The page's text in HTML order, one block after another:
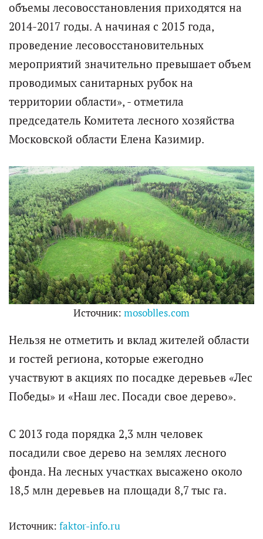
объемы лесовосстановления приходятся на
2014-2017 годы. А начиная с 2015 года,
проведение лесовосстановительных
мероприятий значительно превышает объем
проводимых санитарных рубок на
территории области», - отметила
председатель Комитета лесного хозяйства
Московской области Елена Казимир.
Источник: mosoblles.com
Нельзя не отметить и вклад жителей области
и гостей региона, которые ежегодно
участвуют в акциях по посадке деревьев «Лес
Победы» и «Наш лес. Посади свое дерево».
С 2013 года порядка 2,3 млн человек
посадили свое дерево на землях лесного
фонда. На лесных участках высажено около
18,5 млн деревьев на площади 8,7 тыс га.
Источник: faktor-info.ru